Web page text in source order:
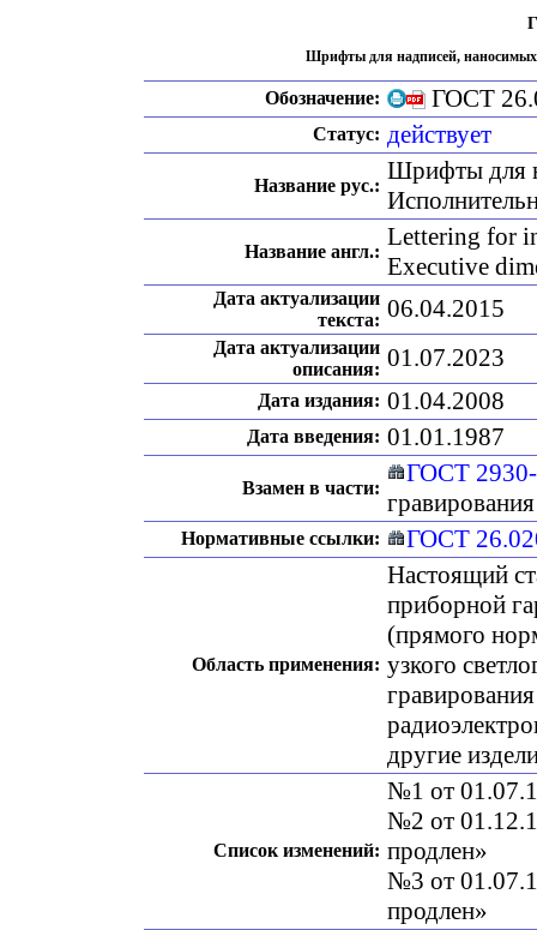
Шрифты для надписей,
Обозначение: ГОСТ
Статус: действует
Название рус.:
Шрифты для
Название англ.:
Lettering for
Executive
Дата актуализации
текста: 06.04.2015
Дата актуализации
описания: 01.07.2023
Дата издания: 01.04.2008
Дата введения: 01.01.1987
Взамен в части:
ГОСТ
гравирования
Нормативные ссылки: ГОСТ
Область применения:
Настоящий
приборной
(прямого
узкого
другие
Список изменений:
№1 от
№2 от
продлен»
№3 от
продлен»